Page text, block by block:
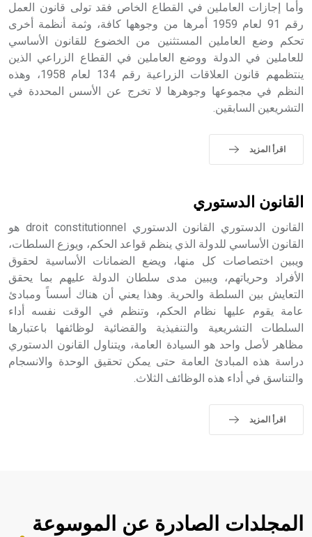
- هل تعلم أن الأبجدية الكنعانية تتألف من /22/ علامة كتابية
sign تكتب منفصلة غير متصلة، وتعتمد المبدأ الأكوروفوني،
حيث تقتصر القيمة الصوتية للعلامة الك
وأما إجازات العاملين في القطاع الخاص فقد تولى قانون العمل
رقم 91 لعام 1959 أمرها من وجوهها كافة، وثمة أنظمة أخرى
تحكم وضع العاملين المستثنين من الخضوع للقانون الأساسي
للعاملين في الدولة ووضع العاملين في القطاع الزراعي الذين
ينتظمهم قانون العلاقات الزراعية رقم 134 لعام 1958، وهذه
النظم في مجموعها وجوهرها لا تخرج عن الأسس المحددة في
التشريعين السابقين.
اقرأ المزيد
القانون الدستوري
القانون الدستوري القانون الدستوري droit constitutionnel هو
القانون الأساسي للدولة الذي ينظم قواعد الحكم، ويوزع السلطات،
ويبين اختصاصات كل منها، ويضع الضمانات الأساسية لحقوق
الأفراد وحرياتهم، ويبين مدى سلطان الدولة عليهم بما يحقق
التعايش بين السلطة والحرية. وهذا يعني أن هناك أسساً ومبادئ
عامة يقوم عليها نظام الحكم، وتنظم في الوقت نفسه أداء
السلطات التشريعية والتنفيذية والقضائية لوظائفها باعتبارها
مظاهر لأصل واحد هو السيادة العامة، ويتناول القانون الدستوري
دراسة هذه المبادئ العامة حتى يمكن تحقيق الوحدة والانسجام
والتناسق في أداء هذه الوظائف الثلاث.
اقرأ المزيد
المجلدات الصادرة عن الموسوعة